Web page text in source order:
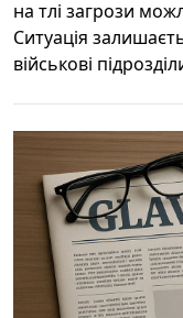
на тлі загрози
Ситуація
військові